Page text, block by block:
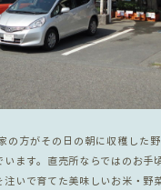
の方がその日の朝に収穫した
ます。直売所ならではのお手
いで育てた美味しいお米・野